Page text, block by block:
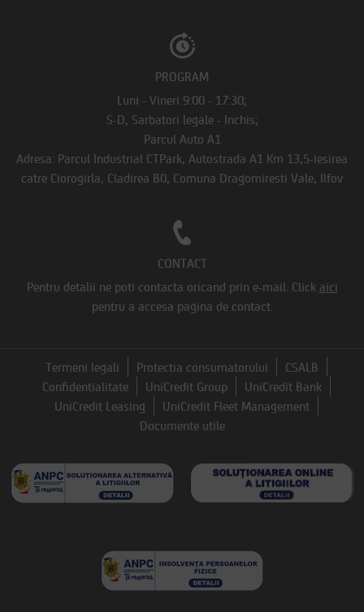
PROGRAM
Luni - Vineri 9:00 - 17:30;
S-D, Sarbatori legale - Inchis;
Parcul Auto A1
Adresa: Parcul Industrial CTPark, Autostrada A1 Km 13,5-iesirea
catre Ciorogirla, Cladirea B0, Comuna Dragomiresti Vale, Ilfov
CONTACT
Pentru detalii ne poti contacta oricand prin e-mail. Click aici
pentru a accesa pagina de contact.
Termeni legali Protectia consumatorului
CSALB
Confidentialitate
UniCredit Group
UniCredit Bank
UniCredit Leasing
UniCredit Fleet Management
Documente utile